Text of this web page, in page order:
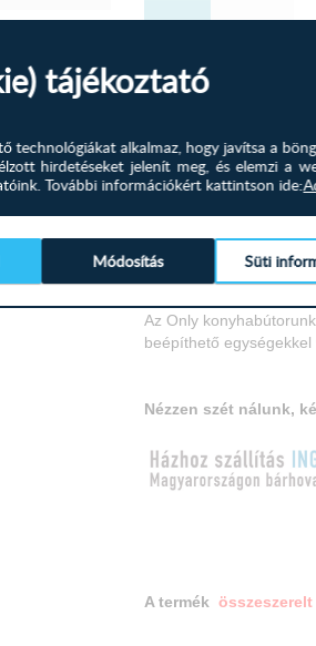
+
-
Termékleírás
Kiszállítás 8-22
Az Only
beépíthető egységekkel
Nézzen szét nálunk,
A termék összeszerelt
tájékoztató
technológiákat alkalmaz, hogy javítsa a
hirdetéseket jelenít meg, és elemzi a
További információkért kattintson ide:
Módosítás Süti